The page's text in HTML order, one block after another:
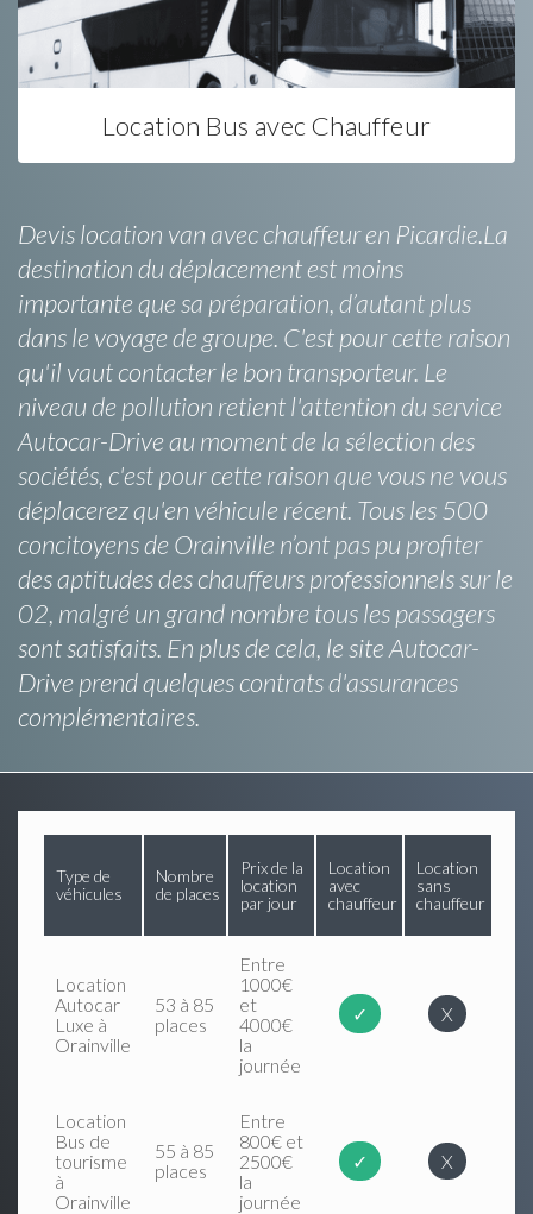
Location Bus avec Chauffeur
Devis location van avec chauffeur en Picardie.La
destination du déplacement est moins
importante que sa préparation, d’autant plus
dans le voyage de groupe. C'est pour cette raison
qu'il vaut contacter le bon transporteur. Le
niveau de pollution retient l'attention du service
Autocar-Drive au moment de la sélection des
sociétés, c'est pour cette raison que vous ne vous
déplacerez qu'en véhicule récent. Tous les 500
concitoyens de Orainville n’ont pas pu profiter
des aptitudes des chauffeurs professionnels sur le
02, malgré un grand nombre tous les passagers
sont satisfaits. En plus de cela, le site Autocar-
Drive prend quelques contrats d'assurances
complémentaires.
Type de
véhicules
Nombre
de places
Prix de la
location
par jour
Location
avec
chauffeur
Location
sans
chauffeur
Location
Autocar
Luxe à
Orainville
53 à 85
places
Entre
1000€
et
4000€
la
journée
✓ X
Location
Bus de
tourisme
à
Orainville
55 à 85
places
Entre
800€ et
2500€
la
journée
✓ X